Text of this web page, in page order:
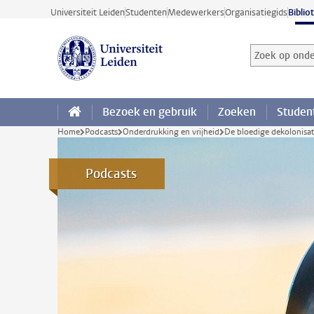
Ga direct naar de inhoud
Universiteit LeidenStudentenMedewerkersOrganisatiegids
Zoek op
Zoekterm
Bezoek en gebruik Zoeken
Home Podcasts Onderdrukking en vrijheid De bloedige
Podcasts